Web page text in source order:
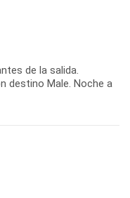
de la salida.
destino Male. Noche a